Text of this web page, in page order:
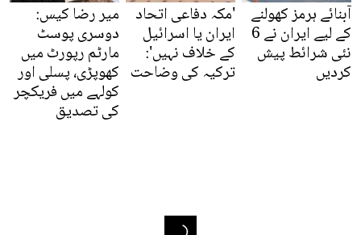
آبنائے ہرمز کھولنے
کے لیے ایران نے 6
نئی شرائط پیش
کردیں
'مکہ دفاعی اتحاد
ایران یا اسرائیل
کے خلاف نہیں':
ترکیہ کی وضاحت
میر رضا کیس:
دوسری پوسٹ
مارٹم رپورٹ میں
کھوپڑی، پسلی اور
کولہے میں فریکچر
کی تصدیق